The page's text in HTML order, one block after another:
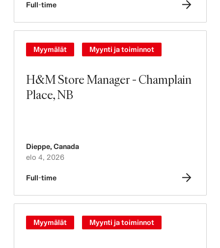
Full-time
H&M Store Manager - Champlain
Place, NB
Myymälät Myynti ja toiminnot
Dieppe, Canada
elo 4, 2026
Full-time
Myymälät Myynti ja toiminnot